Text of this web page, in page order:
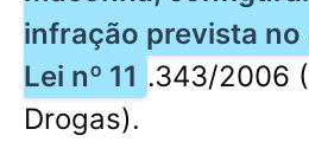
infração prevista
Lei nº 11 .343/2006
Drogas).